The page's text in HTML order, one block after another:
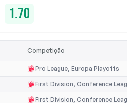
1.70
Competição
Pro League, Europa Playoffs
First Division, Conference
First Division, Conference